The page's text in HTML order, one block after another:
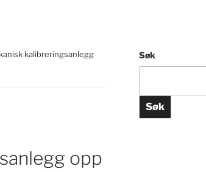
kalibreringsanlegg
opp
Søk
Søk